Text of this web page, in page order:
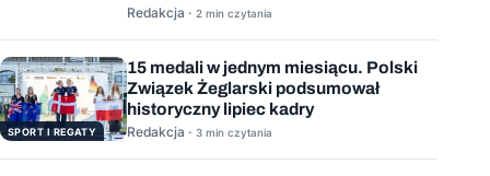
Redakcja · 2 min czytania
SPORT I REGATY
15 medali w jednym miesiącu. Polski
Związek Żeglarski podsumował
historyczny lipiec kadry
Redakcja · 3 min czytania